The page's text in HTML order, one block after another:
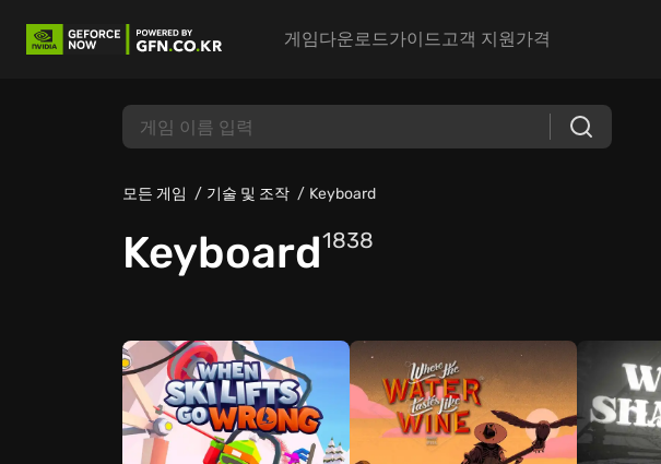
게임다운로드가이드고객 지원가격
모든 게임 기술 및 조작 Keyboard
Keyboard1838